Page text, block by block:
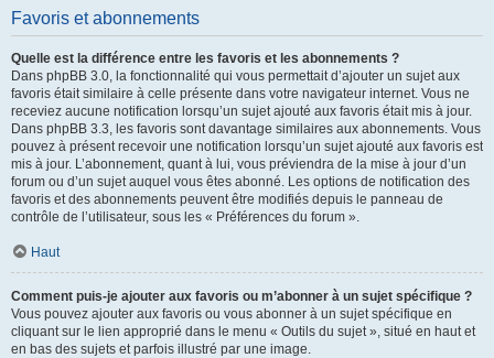
Favoris et abonnements
Quelle est la différence entre les favoris et les abonnements ?
Dans phpBB 3.0, la fonctionnalité qui vous permettait d’ajouter un sujet aux
favoris était similaire à celle présente dans votre navigateur internet. Vous ne
receviez aucune notification lorsqu’un sujet ajouté aux favoris était mis à jour.
Dans phpBB 3.3, les favoris sont davantage similaires aux abonnements. Vous
pouvez à présent recevoir une notification lorsqu’un sujet ajouté aux favoris est
mis à jour. L’abonnement, quant à lui, vous préviendra de la mise à jour d’un
forum ou d’un sujet auquel vous êtes abonné. Les options de notification des
favoris et des abonnements peuvent être modifiés depuis le panneau de
contrôle de l’utilisateur, sous les « Préférences du forum ».
Haut
Comment puis-je ajouter aux favoris ou m’abonner à un sujet spécifique ?
Vous pouvez ajouter aux favoris ou vous abonner à un sujet spécifique en
cliquant sur le lien approprié dans le menu « Outils du sujet », situé en haut et
en bas des sujets et parfois illustré par une image.